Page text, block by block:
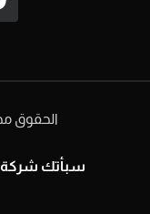
الحقوق
سبأتك شركة